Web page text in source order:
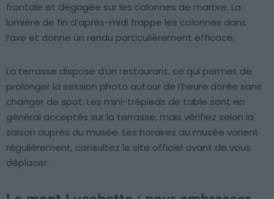
frontale et dégagée sur les colonnes de marbre. La
lumière de fin d’après-midi frappe les colonnes dans
l’axe et donne un rendu particulièrement efficace.
La terrasse dispose d’un restaurant, ce qui permet de
prolonger la session photo autour de l’heure dorée sans
changer de spot. Les mini-trépieds de table sont en
général acceptés sur la terrasse, mais vérifiez selon la
saison auprès du musée. Les horaires du musée varient
régulièrement, consultez le site officiel avant de vous
déplacer.